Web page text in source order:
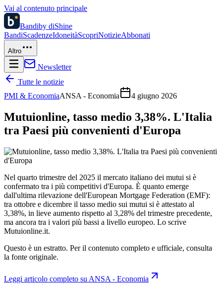
Vai al contenuto principale
Bandiby diShine
BandiScadenzeIdoneitàScopriNotizieAbbonati
Altro
Newsletter
Tutte le notizie
PMI & EconomiaANSA - Economia 4 giugno 2026
Mutuionline, tasso medio 3,38%. L'Italia
tra Paesi più convenienti d'Europa
Nel quarto trimestre del 2025 il mercato italiano dei mutui si è
confermato tra i più competitivi d'Europa. È quanto emerge
dall'ultima rilevazione dell'European Mortgage Federation (EMF):
tra ottobre e dicembre il tasso medio sui mutui si è attestato al
3,38%, in lieve aumento rispetto al 3,28% del trimestre precedente,
ma ancora tra i valori più bassi a livello europeo. Lo scrive
Mutuionline.it.
Questo è un estratto. Per il contenuto completo e ufficiale, consulta
la fonte originale.
Leggi articolo completo su ANSA - Economia